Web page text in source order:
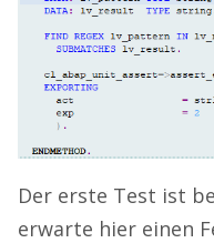
Der erste Test ist
erwarte hier einen